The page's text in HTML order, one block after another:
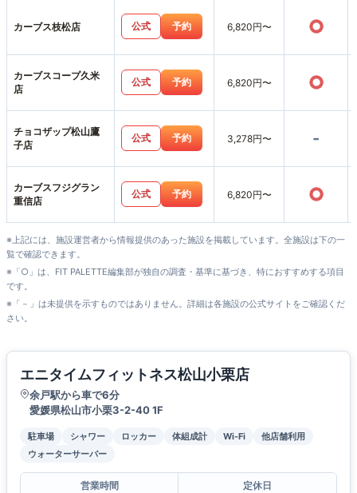
カーブス枝松店 公式 予約 6,820円〜 ○
カーブスコープ久米
店
公式 予約 6,820円〜 ○
チョコザップ松山鷹
子店
公式 予約 3,278円〜 -
カーブスフジグラン
重信店
公式 予約 6,820円〜 ○
※上記には、施設運営者から情報提供のあった施設を掲載しています。全施設は下の一
覧で確認できます。
※「○」は、FIT PALETTE編集部が独自の調査・基準に基づき、特におすすめする項目
です。
※「－」は未提供を示すものではありません。詳細は各施設の公式サイトをご確認くだ
さい。
エニタイムフィットネス松山小栗店
余戸駅から車で6分
愛媛県松山市小栗3-2-40 1F
駐車場 シャワー ロッカー 体組成計 Wi-Fi
他店舗利用
ウォーターサーバー
営業時間 定休日